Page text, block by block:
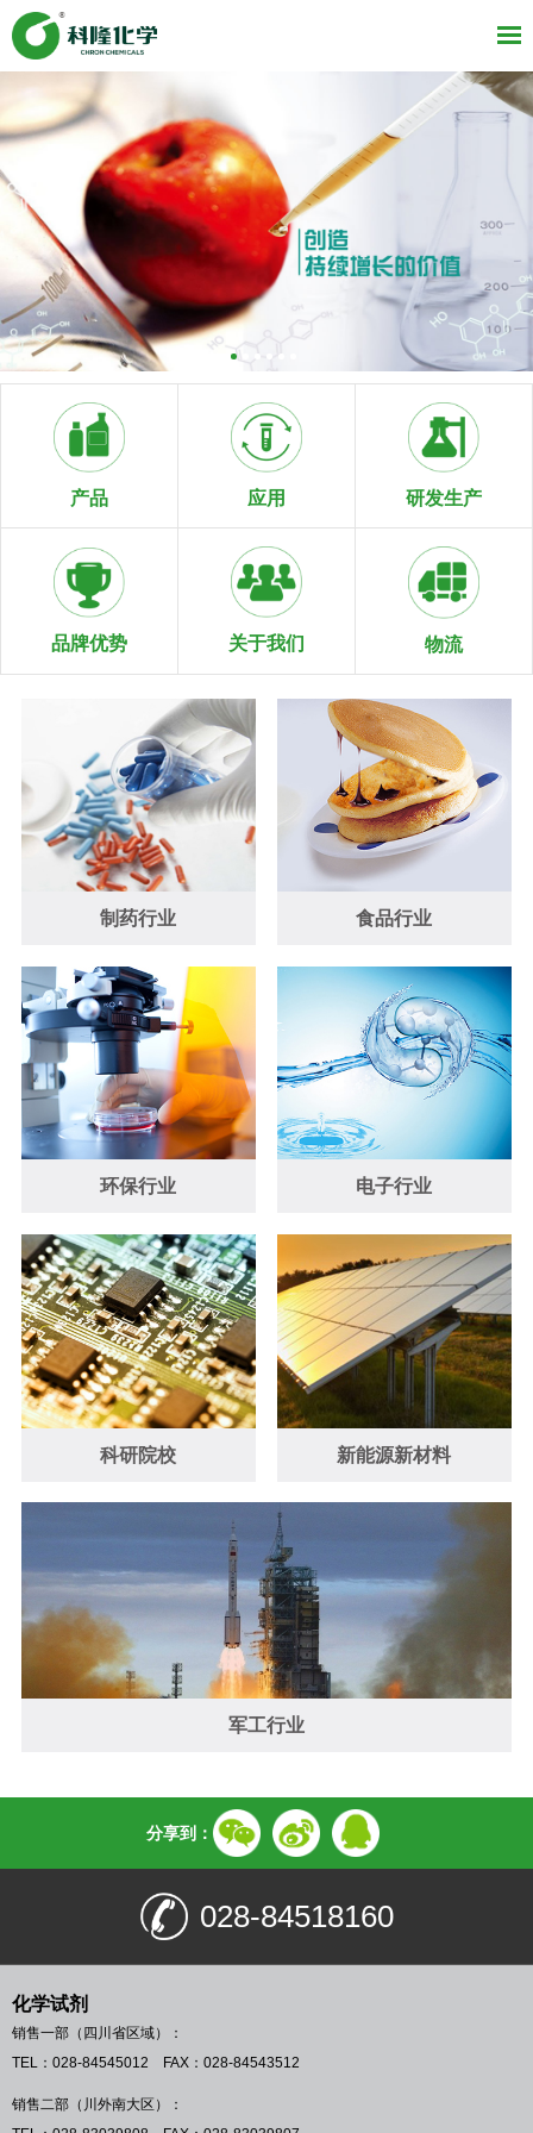
产品 应用 研发生产
品牌优势 关于我们 物流
制药行业 食品行业
环保行业 电子行业
科研院校 新能源新材料
军工行业
分享到：
028-84518160
化学试剂
销售一部（四川省区域）：
TEL：028-84545012 FAX：028-84543512
销售二部（川外南大区）：